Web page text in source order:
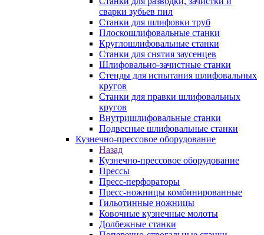
сварки зубьев пил
Станки для шлифовки труб
Плоскошлифовальные станки
Круглошлифовальные станки
Станки для снятия заусенцев
Шлифовально-зачистные станки
Стенды для испытания шлифовальных
кругов
Станки для правки шлифовальных
кругов
Внутришлифовальные станки
Подвесные шлифовальные станки
Кузнечно-прессовое оборудование
Назад
Кузнечно-прессовое оборудование
Прессы
Пресс-перфораторы
Пресс-ножницы комбинированные
Гильотинные ножницы
Ковочные кузнечные молоты
Долбежные станки